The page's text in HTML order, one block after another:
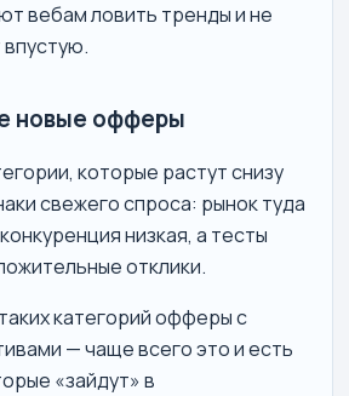
вебам ловить тренды и не
новые офферы
которые растут снизу
свежего спроса: рынок туда
низкая, а тесты
отклики.
категорий офферы с
— чаще всего это и есть
«зайдут» в